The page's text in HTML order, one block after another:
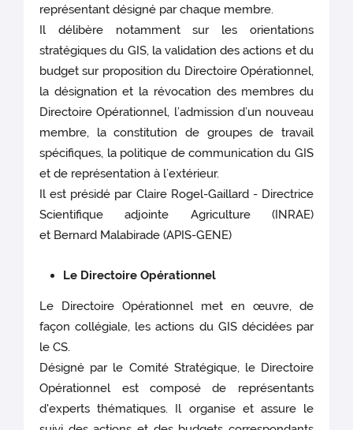
représentant désigné par chaque membre.
Il délibère notamment sur les orientations
stratégiques du GIS, la validation des actions et du
budget sur proposition du Directoire Opérationnel,
la désignation et la révocation des membres du
Directoire Opérationnel, l’admission d’un nouveau
membre, la constitution de groupes de travail
spécifiques, la politique de communication du GIS
et de représentation à l’extérieur.
Il est présidé par Claire Rogel-Gaillard - Directrice
Scientifique adjointe Agriculture (INRAE)
et Bernard Malabirade (APIS-GENE)
Le Directoire Opérationnel
Le Directoire Opérationnel met en œuvre, de
façon collégiale, les actions du GIS décidées par
le CS.
Désigné par le Comité Stratégique, le Directoire
Opérationnel est composé de représentants
d'experts thématiques. Il organise et assure le